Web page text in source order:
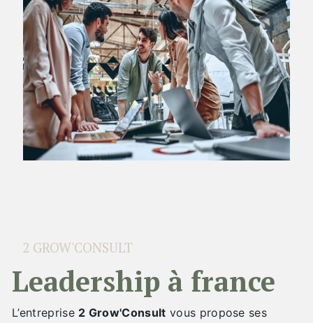
2 GROW'CONSULT
leadership à france
L’entreprise 2 Grow'Consult vous propose ses